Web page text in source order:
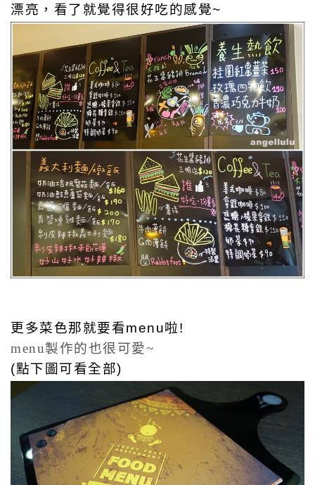
漂亮，看了就覺得很好吃的感覺~
更多菜色那就要看menu啦!
menu製作的也很可愛~
(點下圖可看全部)